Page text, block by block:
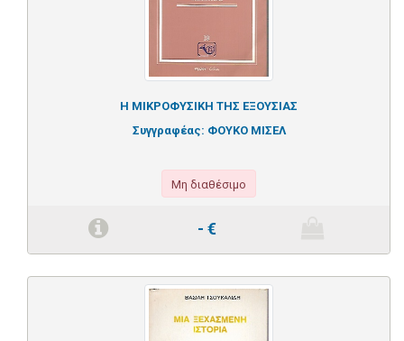
Η ΜΙΚΡΟΦΥΣΙΚΗ ΤΗΣ ΕΞΟΥΣΙΑΣ
Συγγραφέας: ΦΟΥΚΟ ΜΙΣΕΛ
Μη διαθέσιμο
- €